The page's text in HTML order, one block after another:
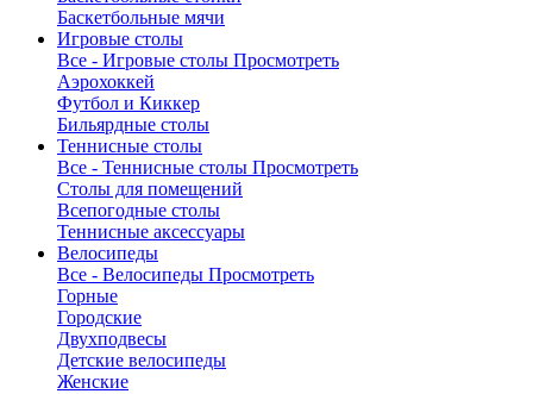
Баскетбольные мячи
Игровые столы
Все - Игровые столы Просмотреть
Аэрохоккей
Футбол и Киккер
Бильярдные столы
Теннисные столы
Все - Теннисные столы Просмотреть
Столы для помещений
Всепогодные столы
Теннисные аксессуары
Велосипеды
Все - Велосипеды Просмотреть
Горные
Городские
Двухподвесы
Детские велосипеды
Женские